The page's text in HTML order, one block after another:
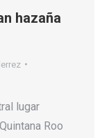
hazaña
lugar
Roo